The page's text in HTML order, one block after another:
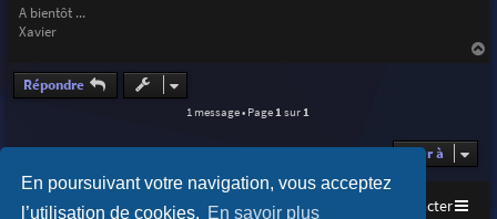
En poursuivant votre navigation, vous acceptez
l’utilisation de cookies. En savoir plus
A bientôt ...
Xavier
Répondre
1 message • Page1sur1
Aller à
Accueil Index du forum Nous contacter